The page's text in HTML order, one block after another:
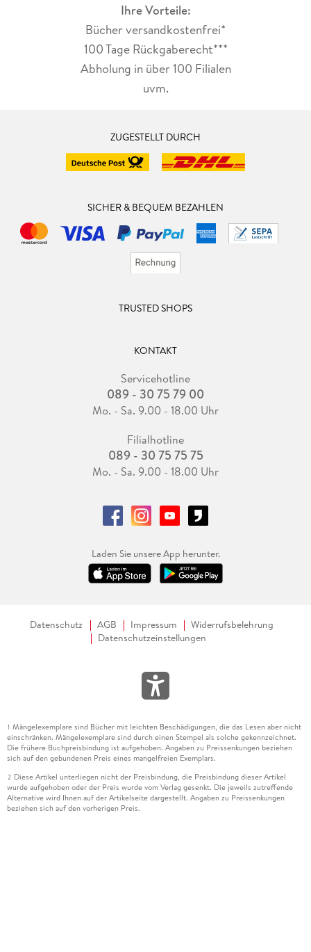
Ihre Vorteile:
Bücher versandkostenfrei*
100 Tage Rückgaberecht***
Abholung in über 100 Filialen
uvm.
ZUGESTELLT DURCH
SICHER & BEQUEM BEZAHLEN
TRUSTED SHOPS
KONTAKT
Servicehotline
089 - 30 75 79 00
Mo. - Sa. 9.00 - 18.00 Uhr
Filialhotline
089 - 30 75 75 75
Mo. - Sa. 9.00 - 18.00 Uhr
Laden Sie unsere App herunter.
Datenschutz AGB Impressum
Widerrufsbelehrung
Datenschutzeinstellungen
1 Mängelexemplare sind Bücher mit leichten Beschädigungen, die das Lesen aber nicht
einschränken. Mängelexemplare sind durch einen Stempel als solche gekennzeichnet.
Die frühere Buchpreisbindung ist aufgehoben. Angaben zu Preissenkungen beziehen
sich auf den gebundenen Preis eines mangelfreien Exemplars.
2 Diese Artikel unterliegen nicht der Preisbindung, die Preisbindung dieser Artikel
wurde aufgehoben oder der Preis wurde vom Verlag gesenkt. Die jeweils zutreffende
Alternative wird Ihnen auf der Artikelseite dargestellt. Angaben zu Preissenkungen
beziehen sich auf den vorherigen Preis.